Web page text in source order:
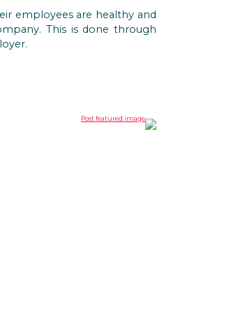
employees are healthy and
This is done through